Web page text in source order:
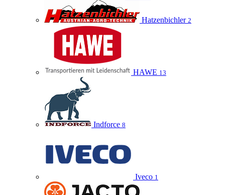
Hatzenbichler 2
HAWE 13
Indforce 8
Iveco 1